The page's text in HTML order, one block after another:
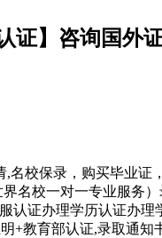
证】咨询国外
校保录，购买毕业
校一对一专业服务）
证办理学历认证办
+教育部认证,录取通